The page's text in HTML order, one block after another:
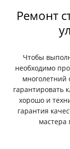
Ремонт
Чтобы
необходимо
многолетний
гарантировать
хорошо и
гарантия
мастера